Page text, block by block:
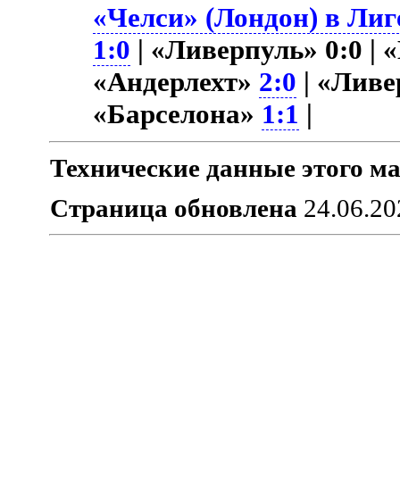
«Челси» (Лондон) в
1:0 | «Ливерпуль» 0:0 |
«Андерлехт» 2:0 |
«Барселона» 1:1 |
Технические данные этого
Страница обновлена